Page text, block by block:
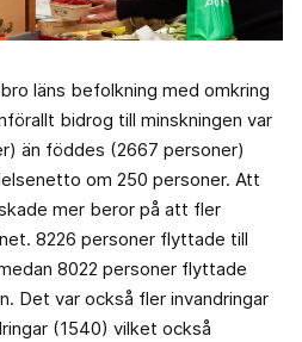
läns befolkning med omkring
bidrog till minskningen var
än föddes (2667 personer)
om 250 personer. Att
mer beror på att fler
8226 personer flyttade till
8022 personer flyttade
Det var också fler invandringar
(1540) vilket också